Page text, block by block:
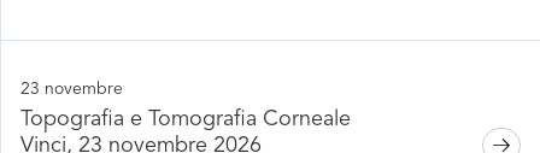
23 novembre
Topografia e Tomografia Corneale
Vinci, 23 novembre 2026